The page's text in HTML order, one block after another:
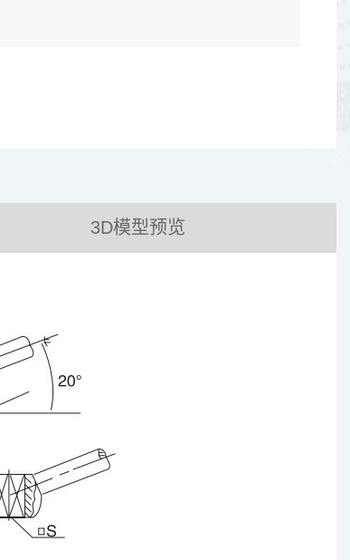
3D模型预览